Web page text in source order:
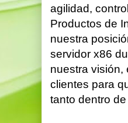
agilidad,
Productos de
nuestra
servidor x86
nuestra visión,
clientes para
tanto dentro